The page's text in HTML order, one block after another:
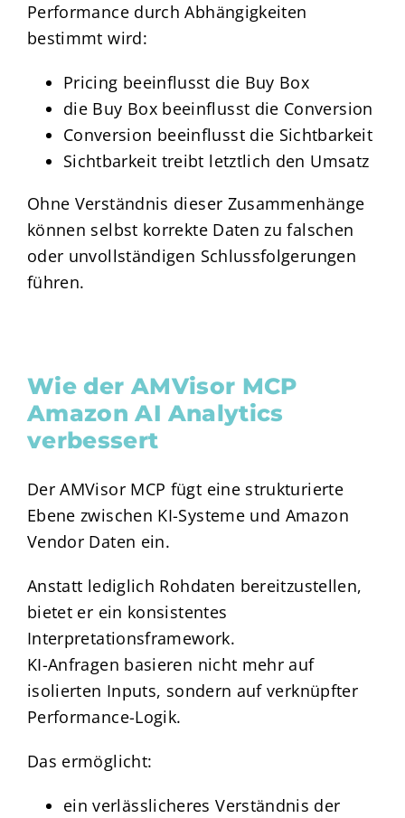
Performance durch Abhängigkeiten
bestimmt wird:
Pricing beeinflusst die Buy Box
die Buy Box beeinflusst die Conversion
Conversion beeinflusst die Sichtbarkeit
Sichtbarkeit treibt letztlich den Umsatz
Ohne Verständnis dieser Zusammenhänge
können selbst korrekte Daten zu falschen
oder unvollständigen Schlussfolgerungen
führen.
Wie der AMVisor MCP
Amazon AI Analytics
verbessert
Der AMVisor MCP fügt eine strukturierte
Ebene zwischen KI-Systeme und Amazon
Vendor Daten ein.
Anstatt lediglich Rohdaten bereitzustellen,
bietet er ein konsistentes
Interpretationsframework.
KI-Anfragen basieren nicht mehr auf
isolierten Inputs, sondern auf verknüpfter
Performance-Logik.
Das ermöglicht:
ein verlässlicheres Verständnis der